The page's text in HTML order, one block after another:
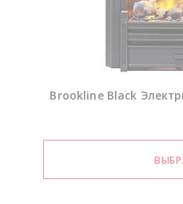
Brookline Black